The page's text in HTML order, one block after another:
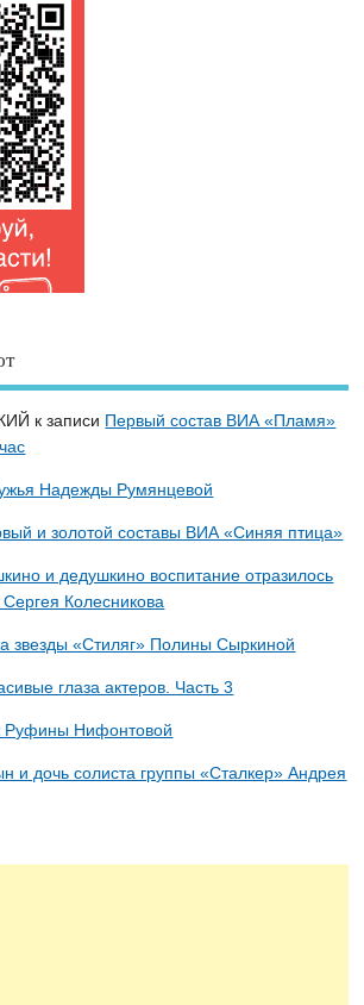
к записи Первый состав ВИА «Пламя»
Надежды Румянцевой
и золотой составы ВИА «Синяя птица»
и дедушкино воспитание отразилось
Колесникова
звезды «Стиляг» Полины Сыркиной
глаза актеров. Часть 3
Руфины Нифонтовой
и дочь солиста группы «Сталкер» Андрея